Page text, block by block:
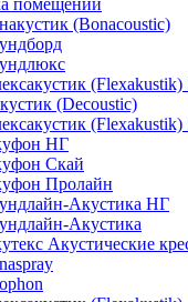
помещений
(Bonacoustic)
(Flexakustik)
(Decoustic)
НГ
Скай
Пролайн
Акустика НГ
Акустика
Акустические